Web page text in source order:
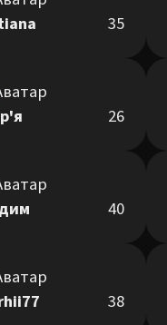
35
26
40
38